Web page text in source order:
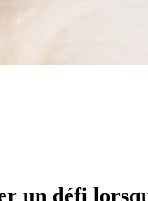
un défi